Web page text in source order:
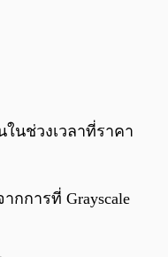
นช่วงเวลาที่ราคา
การที่ Grayscale